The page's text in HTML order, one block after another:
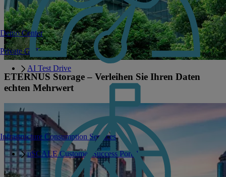
Private GPT
AI Test Drive
Infrastructure Consumption Services
uSCALE Customer Success Portal
Demo Center
ETERNUS Storage – Verleihen Sie Ihren Daten
echten Mehrwert